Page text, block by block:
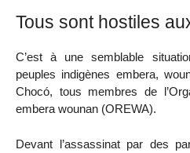
Tous sont hostiles
C’est à une semblable
peuples indigènes embera,
Chocó, tous membres de
embera wounan (OREWA).
Devant l’assassinat par des